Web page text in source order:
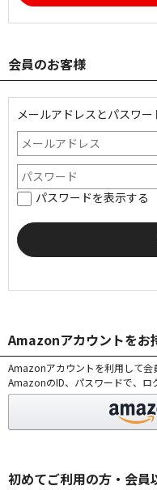
会員のお客様
メールアドレスとパスワー
パスワードを表示する
Amazonアカウントをお
Amazonアカウントを利用して会
AmazonのID、パスワードで、ロ
初めてご利用の方・会員